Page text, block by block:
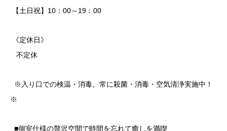
【土日祝】10：00～19：00
《定休日》
不定休
※入り口での検温・消毒。常に殺菌・消毒・空気清浄実施中！
※
■個室仕様の贅沢空間で時間を忘れて癒しを満喫